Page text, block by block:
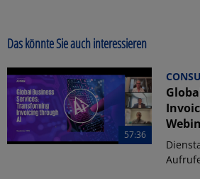
Das könnte Sie auch interessieren
57:36